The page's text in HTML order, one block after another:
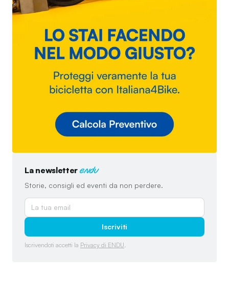
La newsletter endu
Storie, consigli ed eventi da non perdere.
Iscriviti
Iscrivendoti accetti la Privacy di ENDU